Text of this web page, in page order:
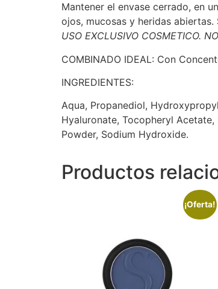
Mantener el envase cerrado, en
ojos, mucosas y heridas
USO EXCLUSIVO COSMETICO.
COMBINADO IDEAL: Con
INGREDIENTES:
Aqua, Propanediol,
Hyaluronate, Tocopheryl
Powder, Sodium Hydroxide.
Productos
¡Oferta!